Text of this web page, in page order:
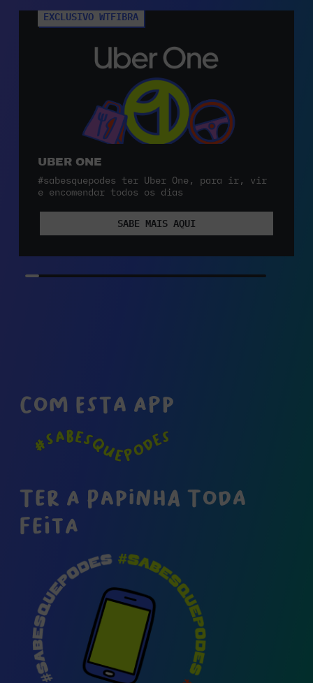
EXCLUSIVO WTFIBRA
UBER ONE
#sabesquepodes ter Uber One, para ir, vir
e encomendar todos os dias
SABE MAIS AQUI
COM ESTA APP
TER A PAPINHA TODA
FEITA